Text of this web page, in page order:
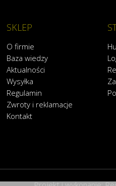
SKLEP
O firmie
Baza wiedzy
Aktualności
Wysyłka
Regulamin
Zwroty i reklamacje
Kontakt